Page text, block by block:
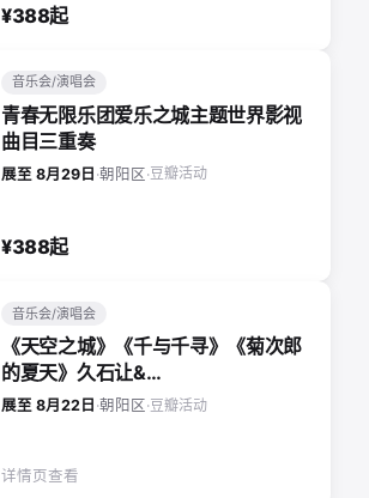
¥388起
音乐会/演唱会
青春无限乐团爱乐之城主题世界影视
曲目三重奏
展至 8月29日 ·朝阳区·豆瓣活动
¥388起
音乐会/演唱会
《天空之城》《千与千寻》《菊次郎
的夏天》久石让&…
展至 8月22日 ·朝阳区·豆瓣活动
详情页查看